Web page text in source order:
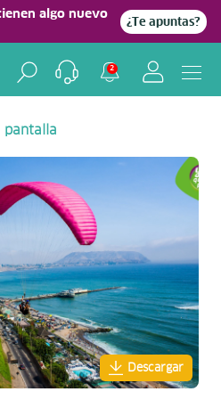
algo nuevo
¿Te apuntas?
2
pantalla
Descargar